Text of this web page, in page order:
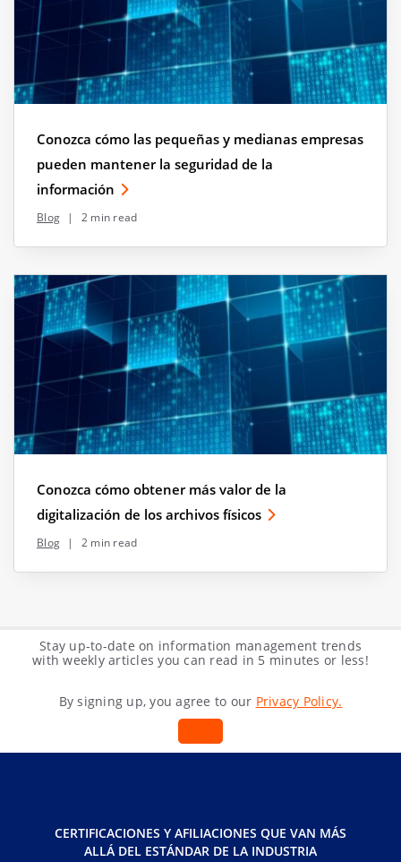
Conozca cómo las pequeñas y medianas empresas
pueden mantener la seguridad de la
información
Blog | 2 min read
Conozca cómo obtener más valor de la
digitalización de los archivos físicos
Blog | 2 min read
Stay up-to-date on information management trends
with weekly articles you can read in 5 minutes or less!
By signing up, you agree to our Privacy Policy.
CERTIFICACIONES Y AFILIACIONES QUE VAN MÁS
ALLÁ DEL ESTÁNDAR DE LA INDUSTRIA